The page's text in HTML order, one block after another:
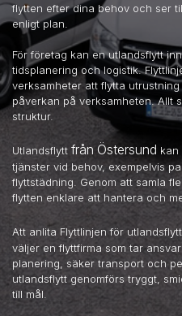
flytten efter dina behov och ser
enligt plan.
För företag kan en utlandsflytt
tidsplanering och logistik.
verksamheter att flytta
påverkan på verksamheten. Allt
struktur.
Utlandsflytt från Östersund kan
tjänster vid behov, exempelvis
flyttstädning. Genom att samla
flytten enklare att hantera och
Att anlita Flyttlinjen för utlandsflytt
väljer en flyttfirma som tar
planering, säker transport och
utlandsflytt genomförs tryggt,
till mål.